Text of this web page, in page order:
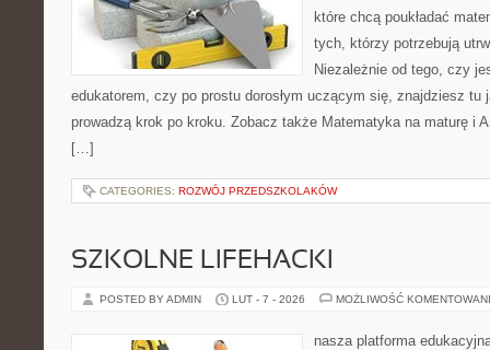
które chcą poukładać
tych, którzy potrzebują
Niezależnie od tego, czy
edukatorem, czy po prostu dorosłym uczącym się, znajdziesz tu
prowadzą krok po kroku. Zobacz także Matematyka na maturę i
[…]
CATEGORIES: ROZWÓJ PRZEDSZKOLAKÓW
SZKOLNE LIFEHACKI
POSTED BY ADMIN LUT - 7 - 2026 MOŻLIWOŚĆ
nasza platforma